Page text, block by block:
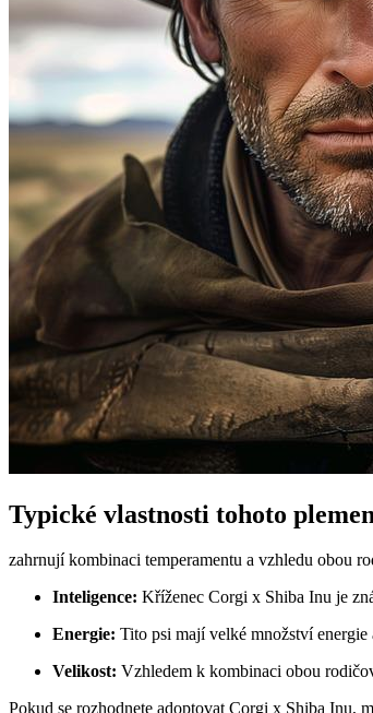
Typické vlastnosti tohoto
zahrnují kombinaci temperamentu a vzhledu obou
Inteligence: Kříženec Corgi x Shiba Inu je
Energie: Tito psi mají velké množství
Velikost: Vzhledem k kombinaci obou
Pokud se rozhodnete adoptovat Corgi x Shiba Inu,